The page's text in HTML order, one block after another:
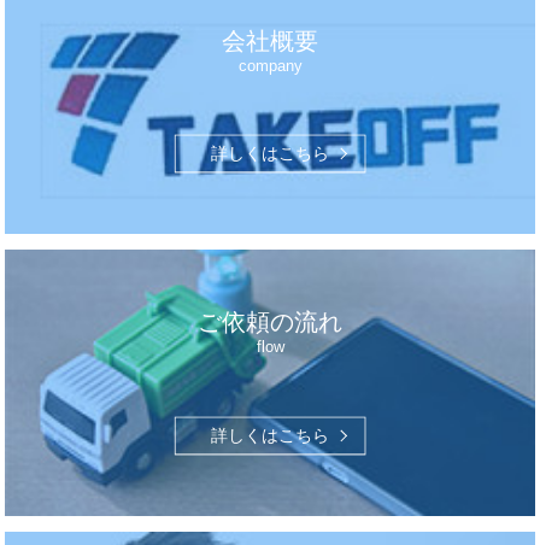
会社概要
company
詳しくはこちら
ご依頼の流れ
flow
詳しくはこちら